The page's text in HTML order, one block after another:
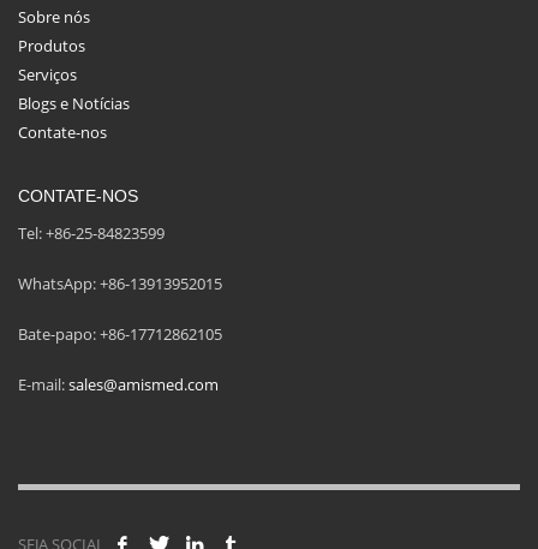
Sobre nós
Produtos
Serviços
Blogs e Notícias
Contate-nos
CONTATE-NOS
Tel: +86-25-84823599
WhatsApp: +86-13913952015
Bate-papo: +86-17712862105
E-mail:sales@amismed.com
SEJA SOCIAL